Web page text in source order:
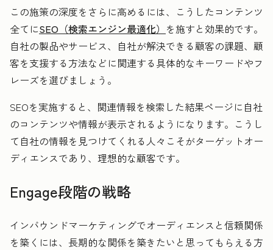
この施策の深度をさらに高めるには、こうしたコンテンツ
全てにSEO（検索エンジン最適化） を施すと効果的です。
自社の製品やサービス、自社が解決できる顧客の課題、顧
客を支援する方法などに関連する具体的なキーワードやフ
レーズを選びましょう。
SEOを実施すると、関連情報を検索した結果ページに自社
のコンテンツや情報が表示されるようになります。こうし
て自社の情報を見つけてくれる人々こそがターゲットオー
ディエンスであり、理想的な顧客です。
Engage段階の戦略
インバウンドマーケティングでオーディエンスと信頼関係
を築くには、長期的な関係を築きたいと思ってもらえる方